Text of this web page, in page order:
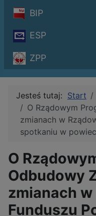
BIP
ESP
ZPP
Jesteś tutaj: Start
O Rządowym
zmianach w
spotkaniu w
O
Odbudowy
zmianach
Funduszu